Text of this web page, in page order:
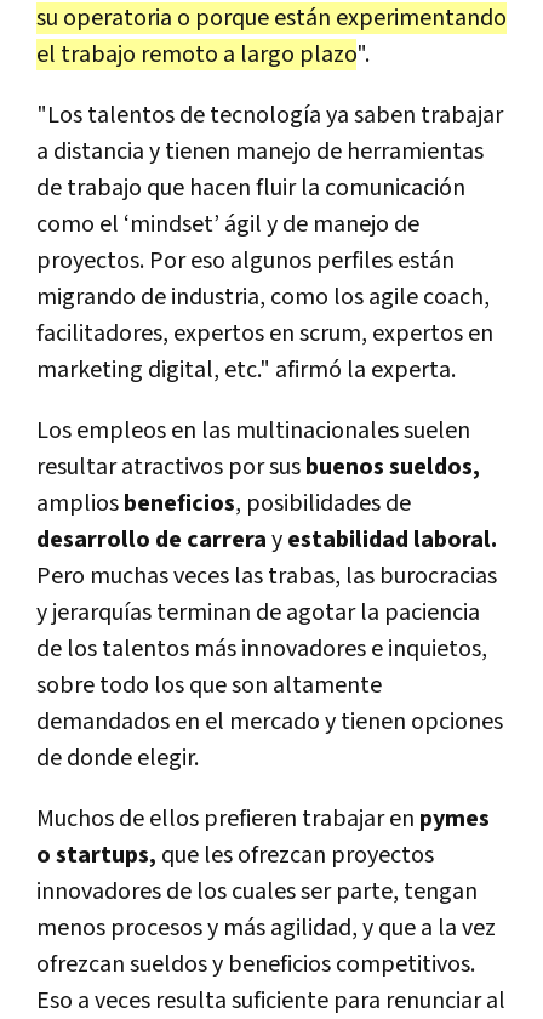
su operatoria o porque están experimentando
el trabajo remoto a largo plazo".
"Los talentos de tecnología ya saben trabajar
a distancia y tienen manejo de herramientas
de trabajo que hacen fluir la comunicación
como el ‘mindset’ ágil y de manejo de
proyectos. Por eso algunos perfiles están
migrando de industria, como los agile coach,
facilitadores, expertos en scrum, expertos en
marketing digital, etc." afirmó la experta.
Los empleos en las multinacionales suelen
resultar atractivos por susbuenos sueldos,
ampliosbeneficios, posibilidades de
desarrollo de carrerayestabilidad laboral.
Pero muchas veces las trabas, las burocracias
y jerarquías terminan de agotar la paciencia
de los talentos más innovadores e inquietos,
sobre todo los que son altamente
demandados en el mercado y tienen opciones
de donde elegir.
Muchos de ellos prefieren trabajar en pymes
o startups, que les ofrezcan proyectos
innovadores de los cuales ser parte, tengan
menos procesos y más agilidad, y que a la vez
ofrezcan sueldos y beneficios competitivos.
Eso a veces resulta suficiente para renunciar al